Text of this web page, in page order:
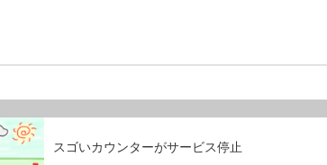
スゴいカウンターがサービス停止